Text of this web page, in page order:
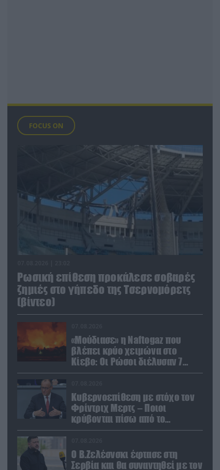
FOCUS ON
Ρωσική επίθεση προκάλεσε σοβαρές
ζημιές στο γήπεδο της Τσερνομόρετς
(βίντεο)
«Μούδιασε» η Naftogaz που
βλέπει κρύο χειμώνα στο
Κίεβο: Οι Ρώσοι διέλυσαν 7
εγκαταστάσεις του ουκρανικού
Κυβερνοεπίθεση με στόχο τον
Φρίντριχ Μερτς – Ποιοι
κρύβονται πίσω από το
παραποιημένο βίντεο
Ο Β.Ζελέσνσκι έφτασε στη
Σερβία και θα συναντηθεί με τον